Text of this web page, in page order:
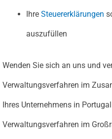
Ihre Steuererklärungen
auszufüllen
Wenden Sie sich an uns und
Verwaltungsverfahren im
Ihres Unternehmens in
Verwaltungsverfahren im